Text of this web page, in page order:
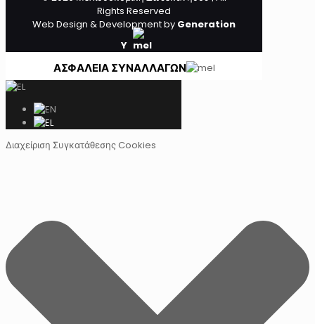
Rights Reserved
Web Design & Development by Generation
Y
ΑΣΦΑΛΕΙΑ ΣΥΝΑΛΛΑΓΩΝ
Διαχείριση Συγκατάθεσης Cookies